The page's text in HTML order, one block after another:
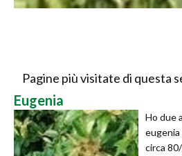
Pagine più visitate di questa
Eugenia
Ho due
eugenia
circa